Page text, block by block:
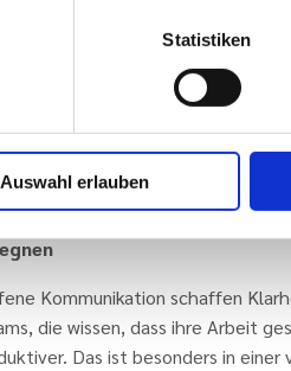
Statistiken
Auswahl erlauben
geht einen Schritt weiter und
auf die gesamte
funktional sind), cross-funktionale
der kontinuierlichen
Unternehmen auch in einer
Kommunikation schaffen
die wissen, dass ihre Arbeit
Das ist besonders in einer